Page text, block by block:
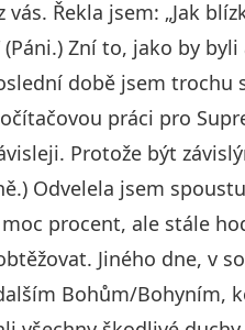
Řekla jsem: „Jak
Zní to, jako by
době jsem trochu
práci pro
Protože být
Odvelela jsem
procent, ale stále
Jiného dne, v
Bohům/Bohyním,